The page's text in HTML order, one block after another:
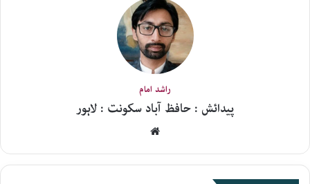
راشد امام
پیدائش : حافظ آباد سکونت : لاہور